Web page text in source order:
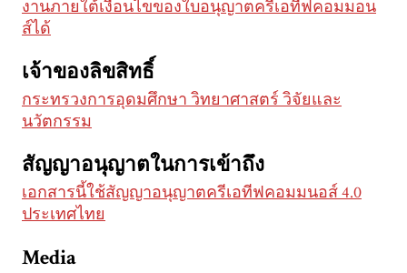
งานภายใต้เงื่อนไขของใบอนุญาตครีเอทีฟคอมมอน
ส์ได้
เจ้าของลิขสิทธิ์
กระทรวงการอุดมศึกษา วิทยาศาสตร์ วิจัยและ
นวัตกรรม
สัญญาอนุญาตในการเข้าถึง
เอกสารนี้ใช้สัญญาอนุญาตครีเอทีฟคอมมนอส์ 4.0
ประเทศไทย
Media